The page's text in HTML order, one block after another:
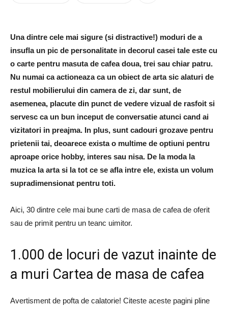
Una dintre cele mai sigure (si distractive!) moduri de a
insufla un pic de personalitate in decorul casei tale este cu
o carte pentru masuta de cafea doua, trei sau chiar patru.
Nu numai ca actioneaza ca un obiect de arta sic alaturi de
restul mobilierului din camera de zi, dar sunt, de
asemenea, placute din punct de vedere vizual de rasfoit si
servesc ca un bun inceput de conversatie atunci cand ai
vizitatori in preajma. In plus, sunt cadouri grozave pentru
prietenii tai, deoarece exista o multime de optiuni pentru
aproape orice hobby, interes sau nisa. De la moda la
muzica la arta si la tot ce se afla intre ele, exista un volum
supradimensionat pentru toti.
Aici, 30 dintre cele mai bune carti de masa de cafea de oferit
sau de primit pentru un teanc uimitor.
1.000 de locuri de vazut inainte de
a muri Cartea de masa de cafea
Avertisment de pofta de calatorie! Citeste aceste pagini pline